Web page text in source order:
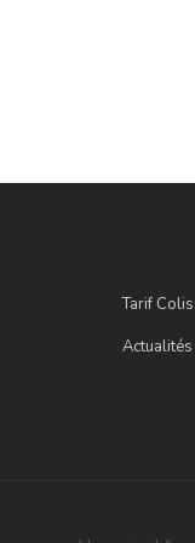
Tarif
Actualités